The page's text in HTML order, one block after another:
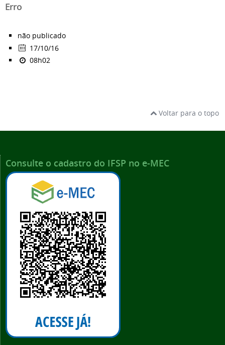
Erro
não publicado
17/10/16
08h02
Voltar para o topo
Consulte o cadastro do IFSP no e-MEC